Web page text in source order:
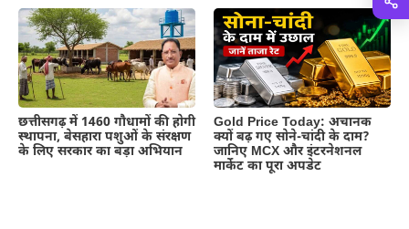
छत्तीसगढ़ में 1460 गौधामों की होगी
स्थापना, बेसहारा पशुओं के संरक्षण
के लिए सरकार का बड़ा अभियान
Gold Price Today: अचानक
क्यों बढ़ गए सोने-चांदी के दाम?
जानिए MCX और इंटरनेशनल
मार्केट का पूरा अपडेट